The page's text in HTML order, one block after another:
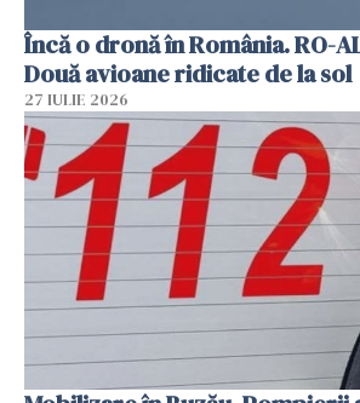
Încă o dronă în România. RO-
Două avioane ridicate de la sol
27 IULIE 2026